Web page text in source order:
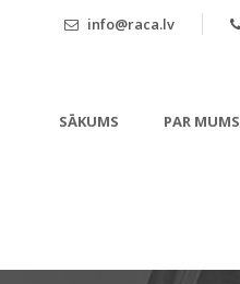
info@raca.lv
SĀKUMS PAR MUMS